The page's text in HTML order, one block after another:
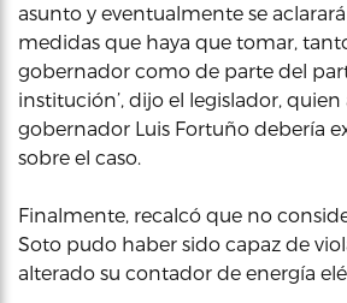
asunto y eventualmente se
medidas que haya que tomar,
gobernador como de parte del
institución’, dijo el legislador,
gobernador Luis Fortuño debería
sobre el caso.
Finalmente, recalcó que no
Soto pudo haber sido capaz de
alterado su contador de energía